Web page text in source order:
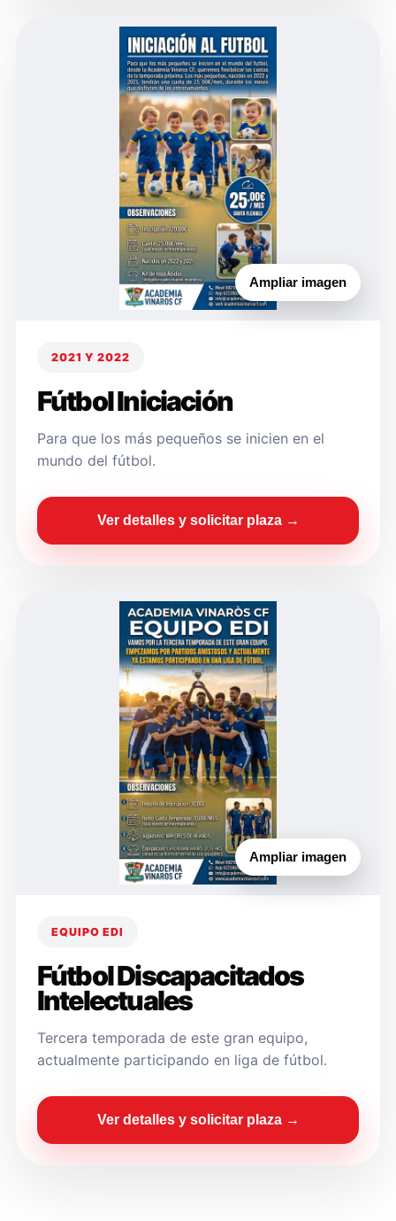
Ampliar imagen
2021 Y 2022
Fútbol Iniciación
Para que los más pequeños se inicien en el
mundo del fútbol.
Ver detalles y solicitar plaza →
Ampliar imagen
EQUIPO EDI
Fútbol Discapacitados
Intelectuales
Tercera temporada de este gran equipo,
actualmente participando en liga de fútbol.
Ver detalles y solicitar plaza →